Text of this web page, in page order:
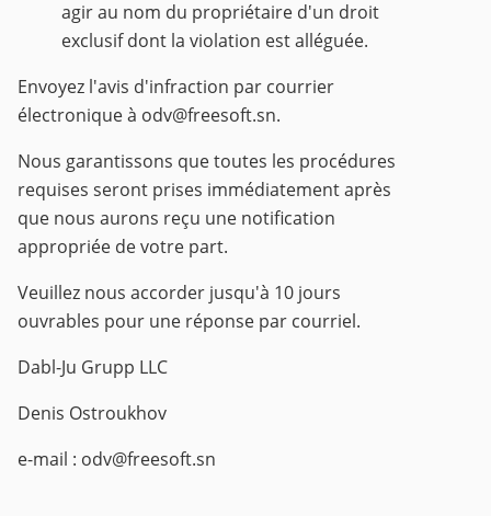
agir au nom du propriétaire d'un droit
exclusif dont la violation est alléguée.
Envoyez l'avis d'infraction par courrier
électronique à odv@freesoft.sn.
Nous garantissons que toutes les procédures
requises seront prises immédiatement après
que nous aurons reçu une notification
appropriée de votre part.
Veuillez nous accorder jusqu'à 10 jours
ouvrables pour une réponse par courriel.
Dabl-Ju Grupp LLC
Denis Ostroukhov
e-mail : odv@freesoft.sn